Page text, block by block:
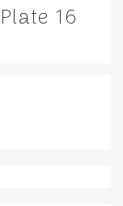
16